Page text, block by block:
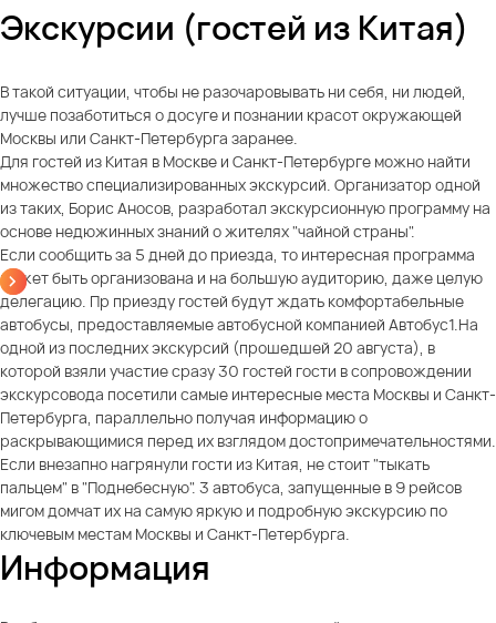
Экскурсии (гостей из Китая)
В такой ситуации, чтобы не разочаровывать ни себя, ни людей,
лучше позаботиться о досуге и познании красот окружающей
Москвы или Санкт-Петербурга заранее.
Для гостей из Китая в Москве и Санкт-Петербурге можно найти
множество специализированных экскурсий. Организатор одной
из таких, Борис Аносов, разработал экскурсионную программу на
основе недюжинных знаний о жителях "чайной страны".
Если сообщить за 5 дней до приезда, то интересная программа
может быть организована и на большую аудиторию, даже целую
делегацию. Пр приезду гостей будут ждать комфортабельные
автобусы, предоставляемые автобусной компанией Автобус1.На
одной из последних экскурсий (прошедшей 20 августа), в
которой взяли участие сразу 30 гостей гости в сопровождении
экскурсовода посетили самые интересные места Москвы и Санкт-
Петербурга, параллельно получая информацию о
раскрывающимися перед их взглядом достопримечательностями.
Если внезапно нагрянули гости из Китая, не стоит "тыкать
пальцем" в "Поднебесную". 3 автобуса, запущенные в 9 рейсов
мигом домчат их на самую яркую и подробную экскурсию по
ключевым местам Москвы и Санкт-Петербурга.
Информация